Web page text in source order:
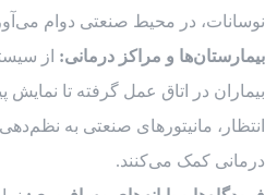
نوسانات، در محیط صنعتی دوام
بیمارستان‌ها و مراکز درمانی: از
بیماران در اتاق عمل گرفته تا
انتظار، مانیتورهای صنعتی به
درمانی کمک می‌کنند.